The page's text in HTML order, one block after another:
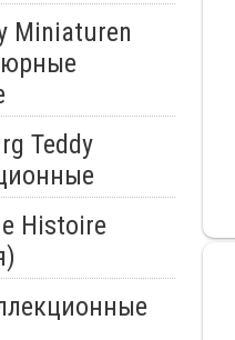
Miniaturen
Teddy
Histoire